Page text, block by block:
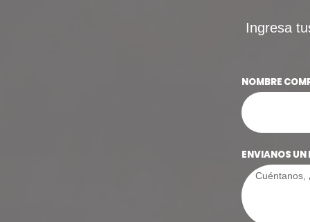
Ingresa
NOMBRE
ENVIANOS UN